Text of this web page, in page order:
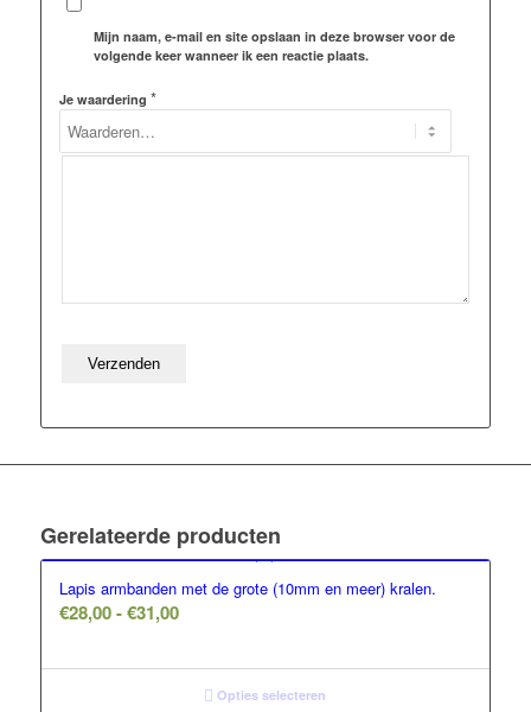
Mijn naam, e-mail en site opslaan in deze browser voor de
volgende keer wanneer ik een reactie plaats.
Je waardering *
Gerelateerde producten
Lapis armbanden met de grote (10mm en meer) kralen.
€28,00 - €31,00Prijsklasse:
tot
€31,00Opties selecteren